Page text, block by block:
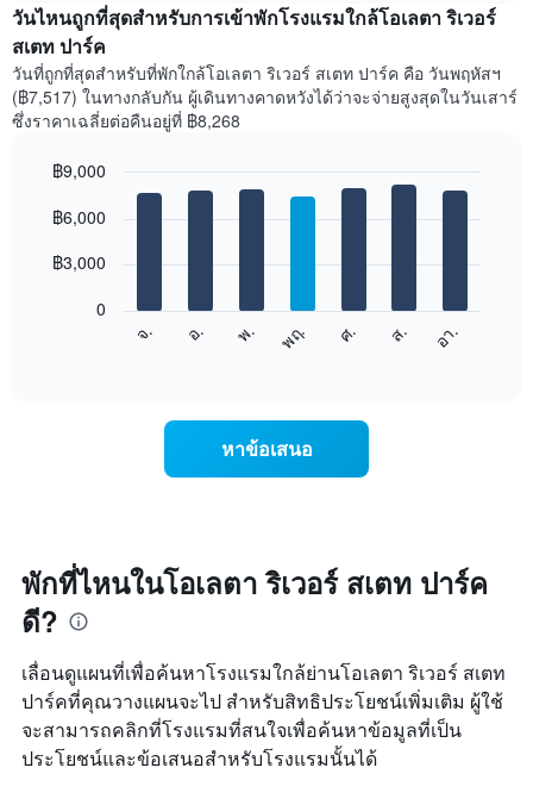
แสดง
ราคา
เฉลี่ย
ของ
ห้อง
พัก
แต่ละ
แผนภูมิ
แกน
ราคา
เฉลี่ย
ของ
พัก
วันไหนถูกที่สุดสำหรับการเข้าพักโรงแรมใกล้โอเลตา ริเวอร์
สเตท ปาร์ค
วันที่ถูกที่สุดสำหรับที่พักใกล้โอเลตา ริเวอร์ สเตท ปาร์ค คือ วันพฤหัสฯ
(฿7,517) ในทางกลับกัน ผู้เดินทางคาดหวังได้ว่าจะจ่ายสูงสุดในวันเสาร์
ซึ่งราคาเฉลี่ยต่อคืนอยู่ที่ ฿8,268
chart
bars.
แผนภูมิ
แต่ละ
วัน
ของ
สัปดาห์
มี
แกน
X
1
แกน
graphic.
จ. อ. พ. พฤ. ศ. ส. อา.
0
฿3,000
฿6,000
฿9,000
หาข้อเสนอ
พักที่ไหนในโอเลตา ริเวอร์ สเตท ปาร์ค
ดี?
เลื่อนดูแผนที่เพื่อค้นหาโรงแรมใกล้ย่านโอเลตา ริเวอร์ สเตท
ปาร์คที่คุณวางแผนจะไป สำหรับสิทธิประโยชน์เพิ่มเติม ผู้ใช้
จะสามารถคลิกที่โรงแรมที่สนใจเพื่อค้นหาข้อมูลที่เป็น
ประโยชน์และข้อเสนอสำหรับโรงแรมนั้นได้